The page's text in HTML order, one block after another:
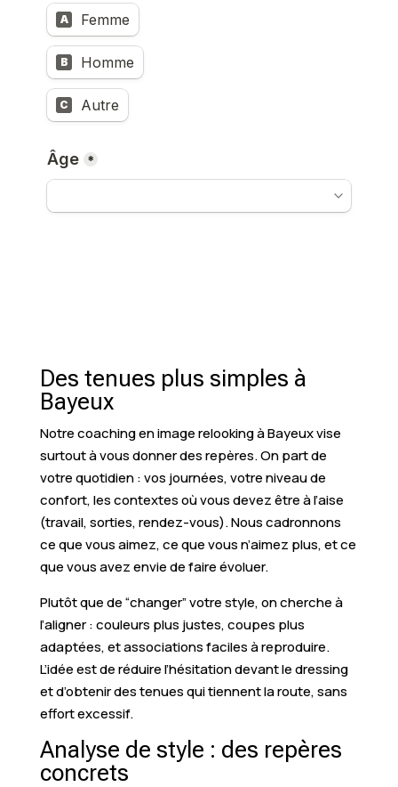
Des tenues plus simples à
Bayeux
Notre coaching en image relooking à Bayeux vise
surtout à vous donner des repères. On part de
votre quotidien : vos journées, votre niveau de
confort, les contextes où vous devez être à l’aise
(travail, sorties, rendez-vous). Nous cadronnons
ce que vous aimez, ce que vous n’aimez plus, et ce
que vous avez envie de faire évoluer.
Plutôt que de “changer” votre style, on cherche à
l’aligner : couleurs plus justes, coupes plus
adaptées, et associations faciles à reproduire.
L’idée est de réduire l’hésitation devant le dressing
et d’obtenir des tenues qui tiennent la route, sans
effort excessif.
Analyse de style : des repères
concrets